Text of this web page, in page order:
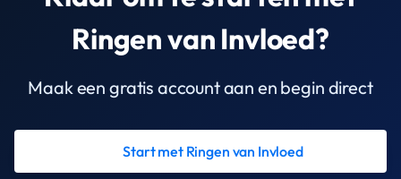
Ringen van Invloed?
Maak een gratis account aan en begin direct
Start met Ringen van Invloed